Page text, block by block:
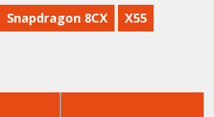
Snapdragon 8CX X55